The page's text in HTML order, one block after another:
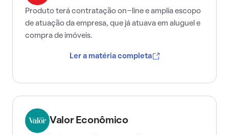
Produto terá contratação on-line e amplia escopo
de atuação da empresa, que já atuava em aluguel e
compra de imóveis.
Ler a matéria completa
Valor Econômico